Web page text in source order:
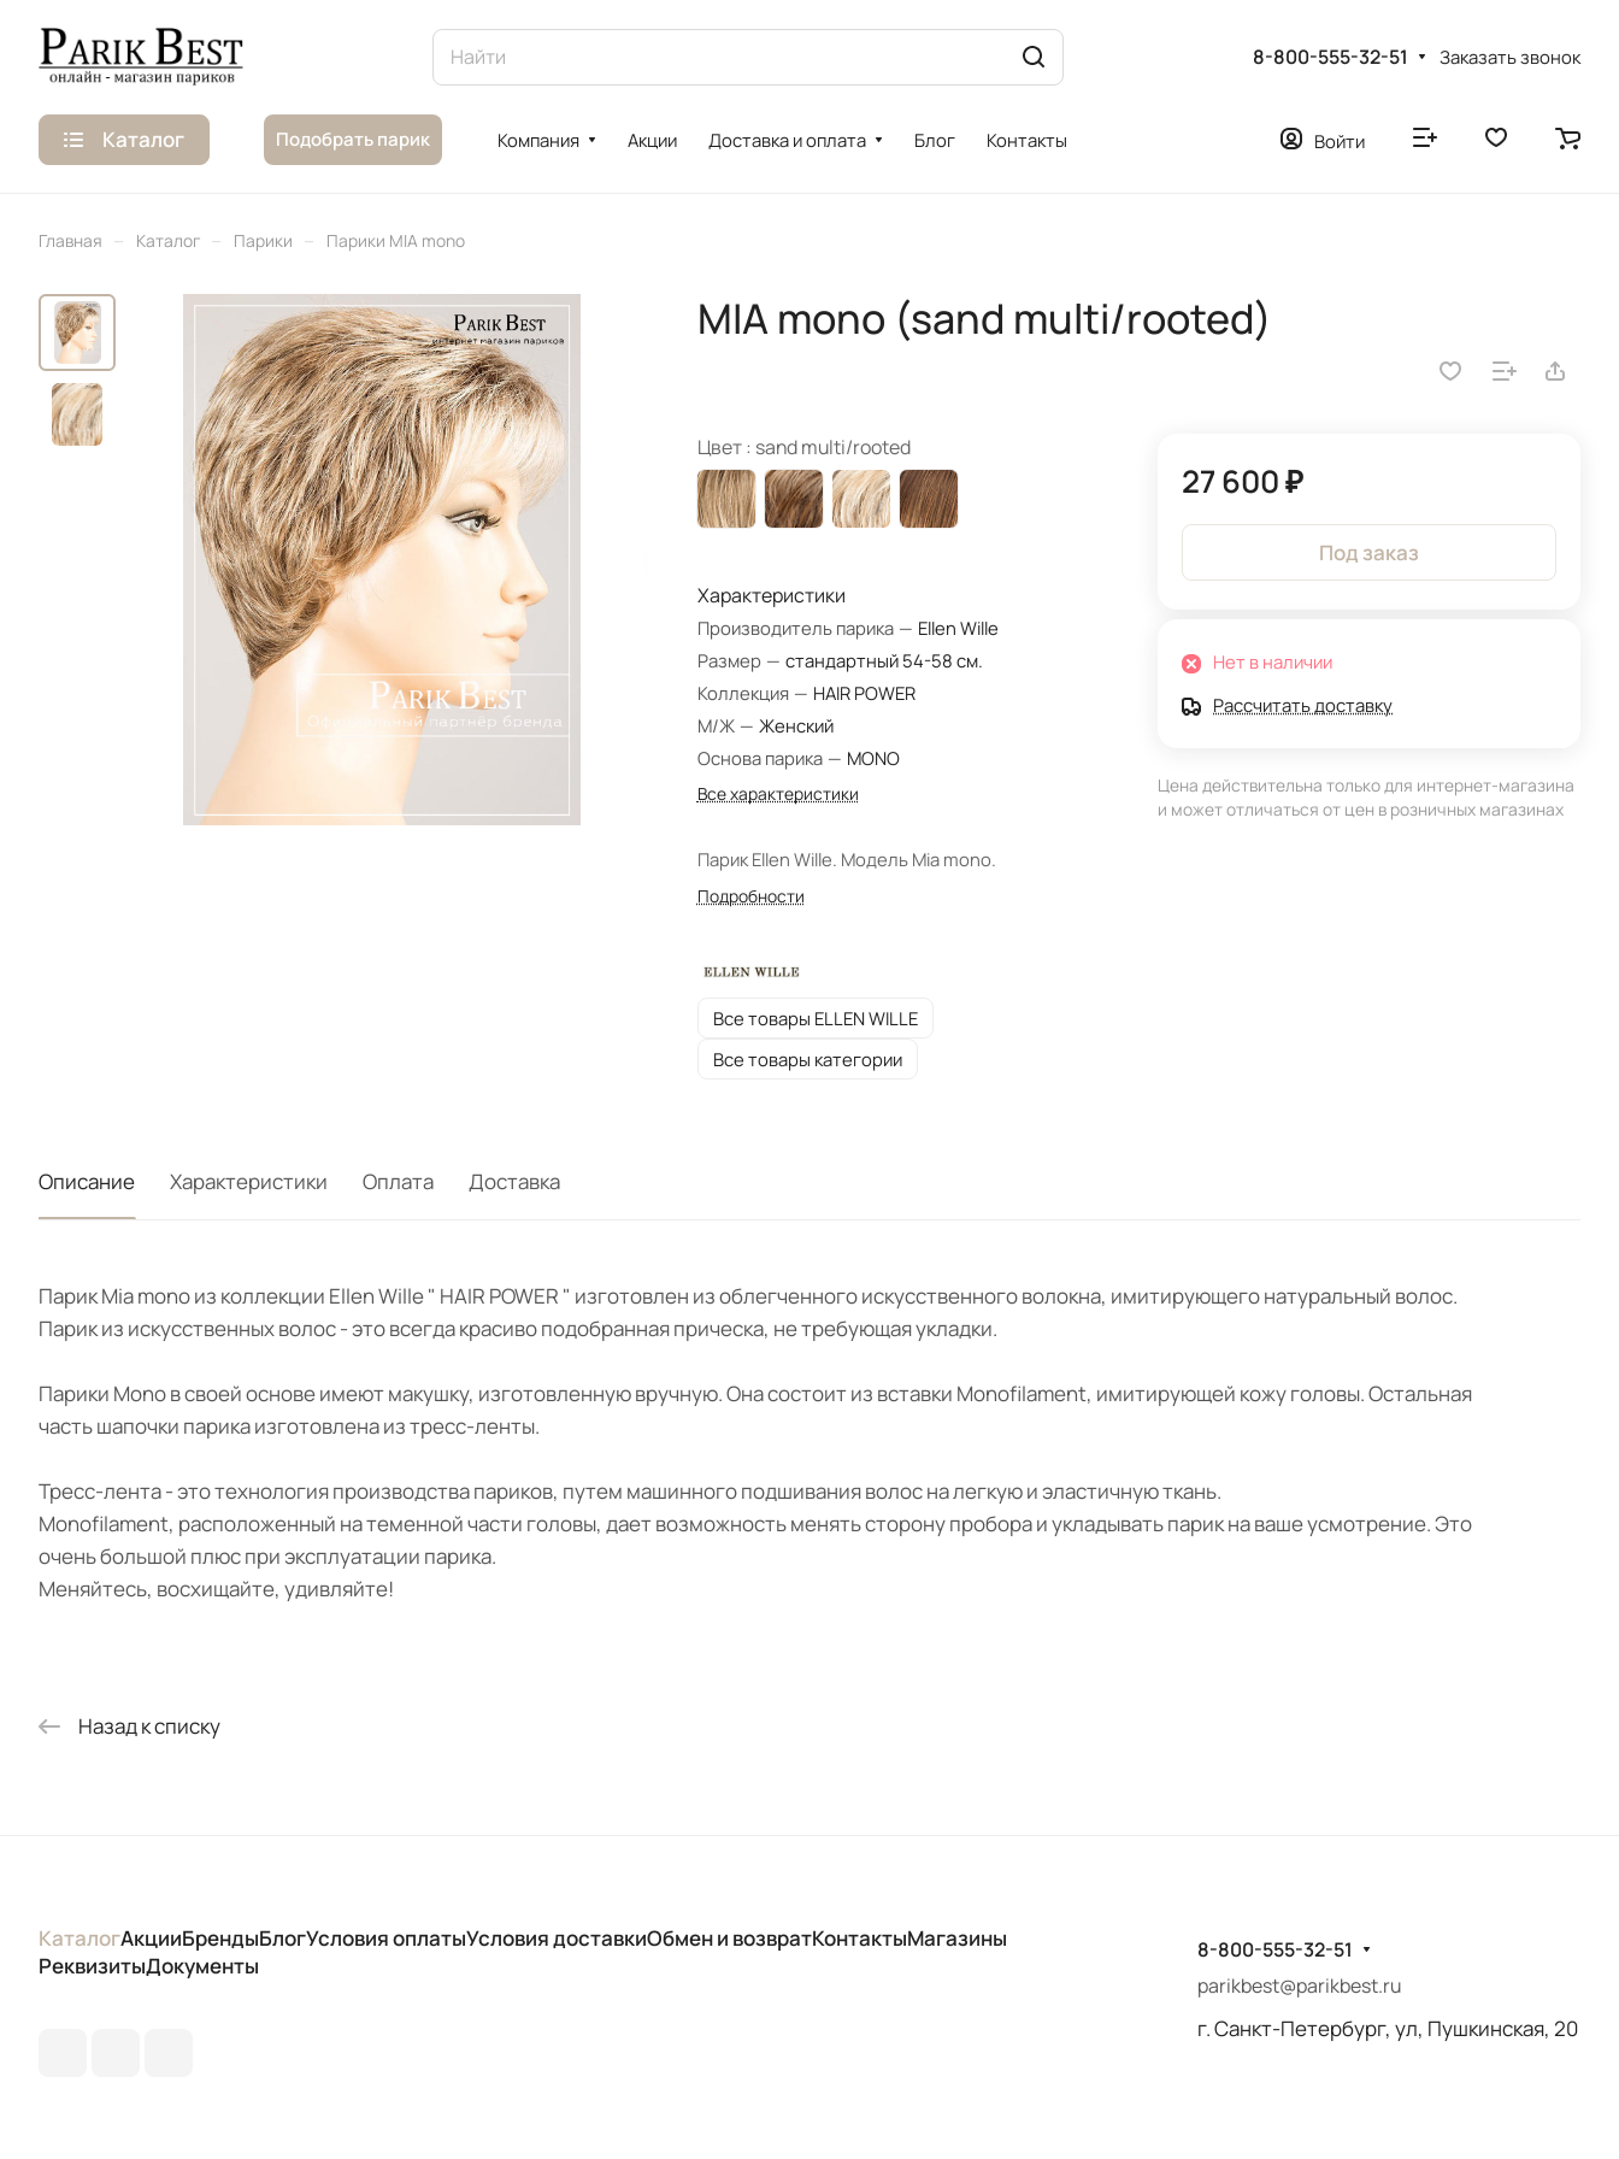
8-800-555-32-51 Заказать звонок
Каталог Подобрать парик Компания Акции Доставка и оплата Блог Контакты Войти
Главная – Каталог – Парики – Парики MIA mono
MIA mono (sand multi/rooted)
Цвет : sand multi/rooted
Характеристики
Производитель парика — Ellen Wille
Размер — стандартный 54-58 см.
Коллекция — HAIR POWER
М/Ж — Женский
Основа парика — MONO
Все характеристики
Парик Ellen Wille. Модель Mia mono.
Подробности
Все товары ELLEN WILLE
Все товары категории
27 600 ₽
Под заказ
Нет в наличии
Рассчитать доставку
Цена действительна только для интернет-магазина
и может отличаться от цен в розничных магазинах
Описание Характеристики Оплата Доставка
Парик Mia mono из коллекции Ellen Wille " HAIR POWER " изготовлен из облегченного искусственного волокна, имитирующего натуральный волос.
Парик из искусственных волос - это всегда красиво подобранная прическа, не требующая укладки.
Парики Mono в своей основе имеют макушку, изготовленную вручную. Она состоит из вставки Monofilament, имитирующей кожу головы. Остальная
часть шапочки парика изготовлена из тресс-ленты.
Тресс-лента - это технология производства париков, путем машинного подшивания волос на легкую и эластичную ткань.
Monofilament, расположенный на теменной части головы, дает возможность менять сторону пробора и укладывать парик на ваше усмотрение. Это
очень большой плюс при эксплуатации парика.
Меняйтесь, восхищайте, удивляйте!
Назад к списку
КаталогАкцииБрендыБлогУсловия оплатыУсловия доставкиОбмен и возвратКонтактыМагазины
РеквизитыДокументы
8-800-555-32-51
parikbest@parikbest.ru
г. Санкт-Петербург, ул, Пушкинская, 20